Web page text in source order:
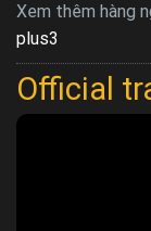
Xem thêm hàng
plus3
Official